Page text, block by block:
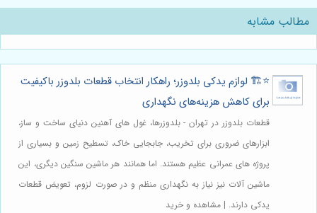
مطالب مشابه
⭐️🏗️ لوازم یدکی بلدوزر؛ راهکار انتخاب قطعات بلدوزر باکیفیت
برای کاهش هزینه‌های نگهداری
قطعات بلدوزر در تهران - بلدوزرها، غول های آهنین دنیای ساخت و ساز،
ابزارهای ضروری برای تخریب، جابجایی خاک، تسطیح زمین و بسیاری از
پروژه های عمرانی عظیم هستند. اما همانند هر ماشین سنگین دیگری، این
ماشین آلات نیز نیاز به نگهداری منظم و در صورت لزوم، تعویض قطعات
یدکی دارند. | مشاهده و خرید